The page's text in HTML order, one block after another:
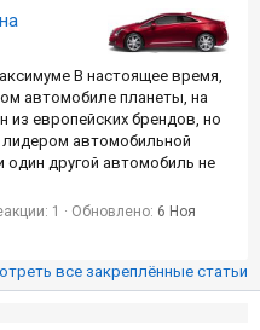
В настоящее время,
автомобиле планеты, на
из европейских брендов, но
автомобильной
другой автомобиль не
1 Обновлено: 6 Ноя
все закреплённые статьи